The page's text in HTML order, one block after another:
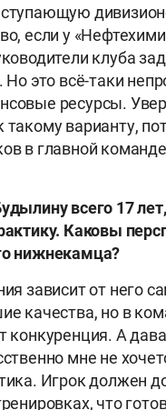
если у
клуба
Но это всё-таки
ресурсы.
варианту,
в главной
всего 17
Каковы
нижнекамца?
зависит от него
качества, но в
конкуренция. А
мне не
Игрок должен
что